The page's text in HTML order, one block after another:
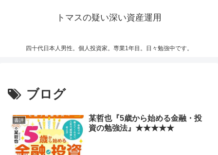
トマスの疑い深い資産運用
四十代日本人男性。個人投資家。専業1年目。日々勉強中です。
ブログ
書評
某哲也『5歳から始める金融・投
資の勉強法』★★★★★